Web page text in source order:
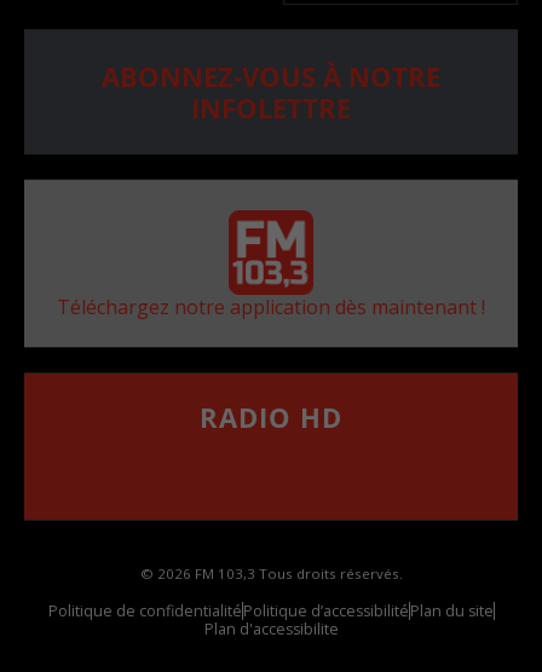
ABONNEZ-VOUS À NOTRE
INFOLETTRE
Téléchargez notre application dès maintenant !
RADIO HD
© 2026 FM 103,3 Tous droits réservés.
Politique de confidentialitéPolitique d’accessibilitéPlan du site
Plan d'accessibilite